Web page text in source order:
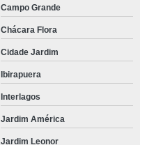
Campo Grande
Chácara Flora
Cidade Jardim
Ibirapuera
Interlagos
Jardim América
Jardim Leonor